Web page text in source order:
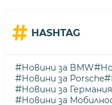
# HASHTAG
#Новини за BMW#
#Новини за Porsche#
#Новини за Германия
#Новини за